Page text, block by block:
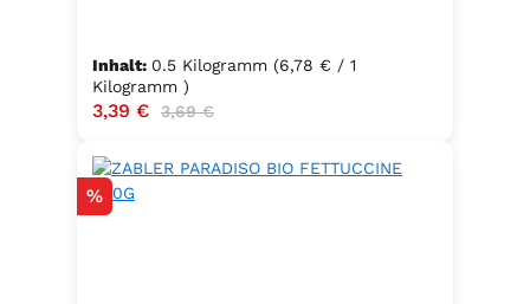
Inhalt: 0.5 Kilogramm (6,78 € / 1
Kilogramm )
Verkaufspreis:
3,39 € Regulärer Preis:
3,69 €
Rabatt
%